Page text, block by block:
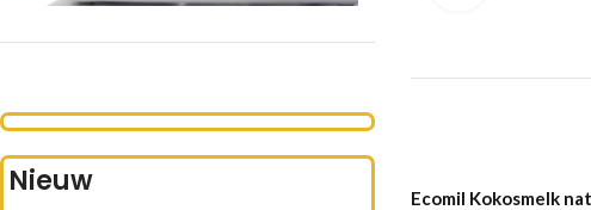
Nieuw Ecomil Kokosmelk